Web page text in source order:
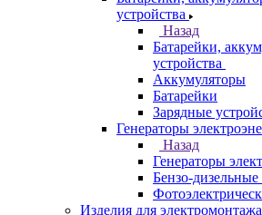
устройства
Назад
Батарейки,
устройства
Аккумуляторы
Батарейки
Зарядные
Генераторы
Назад
Генераторы
Бензо-
Изделия для электромонтажа